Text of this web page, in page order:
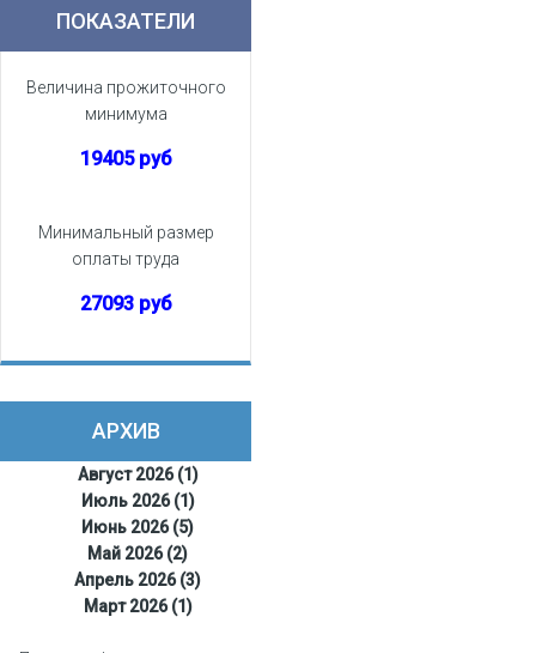
ПОКАЗАТЕЛИ
Величина прожиточного
минимума
19405 руб
Минимальный размер
оплаты труда
27093 руб
АРХИВ
Август 2026 (1)
Июль 2026 (1)
Июнь 2026 (5)
Май 2026 (2)
Апрель 2026 (3)
Март 2026 (1)